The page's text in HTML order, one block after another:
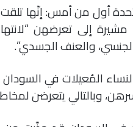
إلى تعرضهن
والعنف الجسدي”.
المُعيلات في
وبالتالي يتعرضن